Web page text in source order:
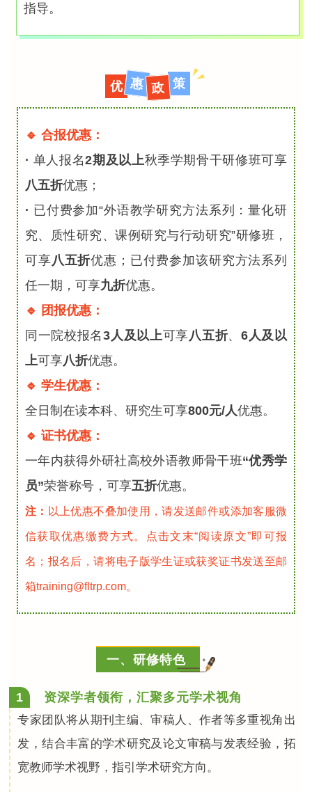
指导。
优 惠 政 策
🔹 合报优惠：
· 单人报名2期及以上秋季学期骨干研修班可享
八五折优惠；
· 已付费参加“外语教学研究方法系列：量化研
究、质性研究、课例研究与行动研究”研修班，
可享八五折优惠 ；已付费参加该研究方法系列
任一期，可享九折优惠。
🔹 团报优惠：
同一院校报名3人及以上可享八五折、 6人及以
上可享八折优惠。
🔹 学生优惠：
全日制在读本科、研究生可享800元/人优惠。
🔹 证书优惠：
一年内获得外研社高校外语教师骨干班“优秀学
员”荣誉称号，可享五折优惠。
注： 以上优惠不叠加使用，请发送邮件或添加客服微
信获取优惠缴费方式。点击文末“阅读原文”即可报
名；报名后，请将电子版学生证或获奖证书发送至邮
箱training@fltrp.com。
一、研修特色
1 资深学者领衔，汇聚多元学术视角
专家团队将从期刊主编、审稿人、作者等多重视角出
发，结合丰富的学术研究及论文审稿与发表经验，拓
宽教师学术视野，指引学术研究方向。